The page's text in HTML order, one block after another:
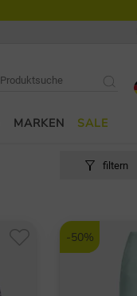
MARKEN SALE
filtern
-50%